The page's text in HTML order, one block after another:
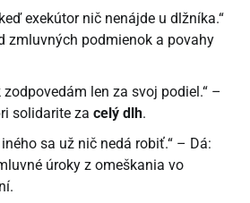
exekútor nič nenájde u dlžníka.“
zmluvných podmienok a povahy
len za svoj podiel.“ –
solidarite za celý dlh.
sa už nič nedá robiť.“ – Dá:
úroky z omeškania vo